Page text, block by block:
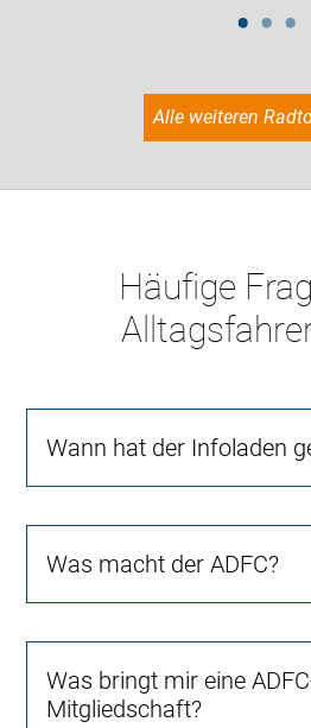
Alle weiteren
Häufige
Wann hat der Infoladen
Was macht der ADFC?
Was bringt mir eine
Mitgliedschaft?